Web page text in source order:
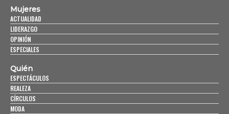
Mujeres
ACTUALIDAD
LIDERAZGO
OPINIÓN
ESPECIALES
Quién
ESPECTÁCULOS
REALEZA
CÍRCULOS
MODA